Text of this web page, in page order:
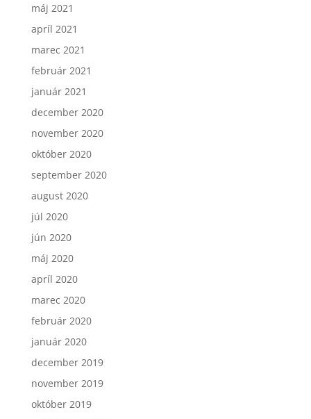
máj 2021
apríl 2021
marec 2021
február 2021
január 2021
december 2020
november 2020
október 2020
september 2020
august 2020
júl 2020
jún 2020
máj 2020
apríl 2020
marec 2020
február 2020
január 2020
december 2019
november 2019
október 2019